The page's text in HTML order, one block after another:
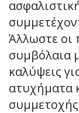
Άλλωστε οι
συμβόλαια
καλύψεις
ατυχήματα